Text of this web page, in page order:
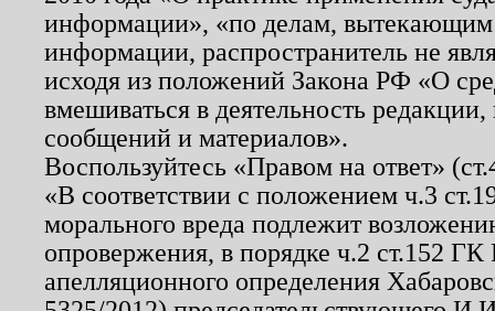
информации», «по делам, вытекающим
информации, распространитель не
исходя из положений Закона РФ «О
вмешиваться в деятельность
сообщений и материалов».
Воспользуйтесь «Правом на ответ»
«В соответствии с положением ч.3
морального вреда подлежит
опровержения, в порядке ч.2 ст.152
апелляционного определения